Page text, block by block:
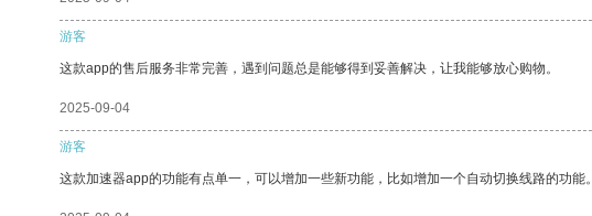
游客
这款app的售后服务非常完善，遇到问题总是能够得到妥善解决，让我能够放心购物。
2025-09-04
游客
这款加速器app的功能有点单一，可以增加一些新功能，比如增加一个自动切换线路的功能。